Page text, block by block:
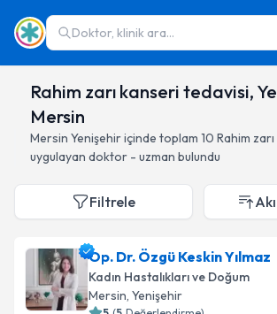
Doktor, klinik ara...
Rahim zarı kanseri tedavisi,
Mersin
Mersin Yenişehiriçinde toplam 10 Rahim
uygulayan doktor - uzman bulundu
Filtrele
Op. Dr. Özgü Keskin Yılmaz
Kadın Hastalıkları ve Doğum
Mersin, Yenişehir